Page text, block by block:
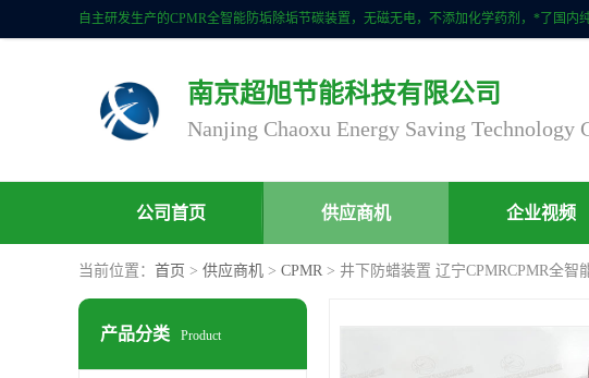
南京超旭节能科技有限公司
公司首页 供应商机 企业视频
当前位置： 首页 > 供应商机 > CPMR > 井下防蜡装置 辽宁CPMRCPMR全
产品分类 Product